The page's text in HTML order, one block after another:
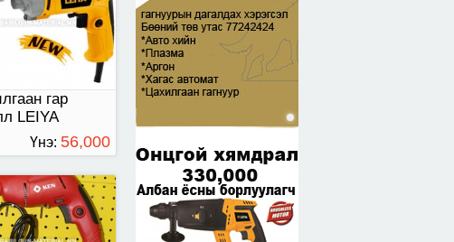
гар
LEIYA
Үнэ: 56,000
ТӨГРӨГ